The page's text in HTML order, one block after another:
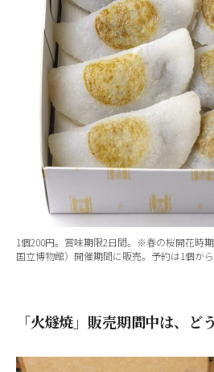
1個200円。賞味期限2日間。※春の桜開花時
国立博物館）開催期間に販売。予約は1個か
「火燧焼」販売期間中は、ど